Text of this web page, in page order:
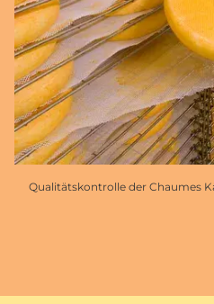
Qualitätskontrolle der Chaumes